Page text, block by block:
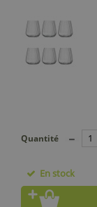
Quantité
En stock